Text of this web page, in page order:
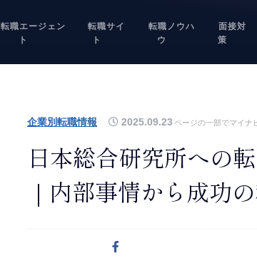
転職エージェン
ト
転職サイ
ト
転職ノウハ
ウ
面接対
策
ページの一部でマイナ
企業別転職情報 2025.09.23
日本総合研究所への
｜内部事情から成功